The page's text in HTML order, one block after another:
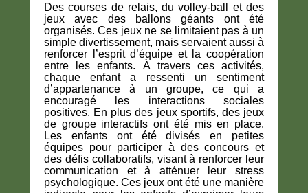
Des courses de relais, du volley-ball et des
jeux avec des ballons géants ont été
organisés. Ces jeux ne se limitaient pas à un
simple divertissement, mais servaient aussi à
renforcer l’esprit d’équipe et la coopération
entre les enfants. À travers ces activités,
chaque enfanta ressenti un sentiment
d’appartenance à un groupe, ce qui a
encouragé
les interactions sociales
positives. En plus des jeux sportifs, des jeux
de groupe interactifs ont été mis en place.
Les enfants ont été divisés en petites
équipes pour participer à des concours et
des défis collaboratifs, visant à renforcer leur
communication et à atténuer leur stress
psychologique. Ces jeux ont été une manière